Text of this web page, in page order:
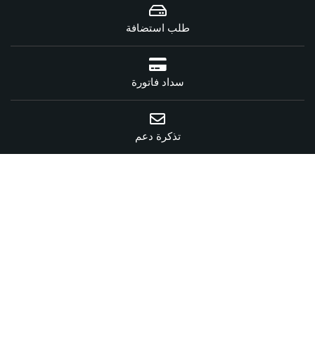
طلب استضافة
سداد فاتورة
تذكرة دعم